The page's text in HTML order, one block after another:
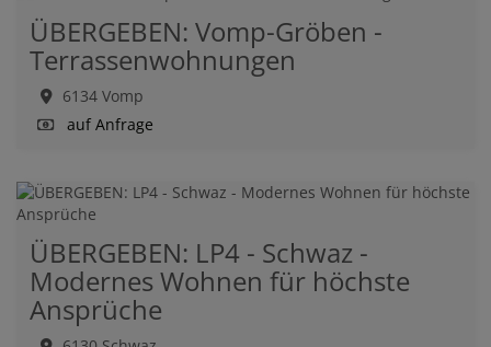
ÜBERGEBEN: Vomp-Gröben -
Terrassenwohnungen
6134 Vomp
auf Anfrage
ÜBERGEBEN: LP4 - Schwaz -
Modernes Wohnen für höchste
Ansprüche